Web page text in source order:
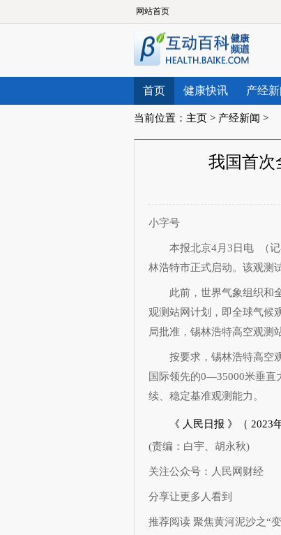
网站首页
首页 健康快讯 产经新
当前位置： 主页 > 产经新闻 >
我国首次
小字号
本报北京4月3日电 （记
林浩特市正式启动。该观测
此前，世界气象组织和全
观测站网计划，即全球气候
局批准，锡林浩特高空观测
按要求，锡林浩特高空观
国际领先的0—35000米垂直
续、稳定基准观测能力。
《 人民日报 》（ 2023年
(责编：白宇、胡永秋)
关注公众号：人民网财经
分享让更多人看到
推荐阅读 聚焦黄河泥沙之“